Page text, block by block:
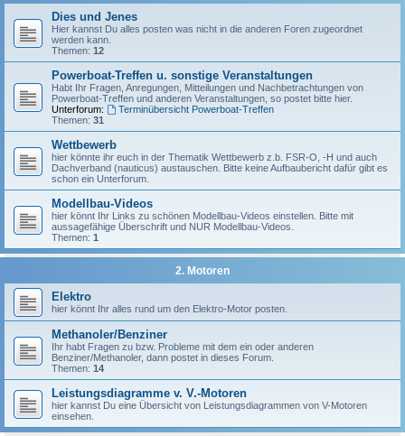
Dies und Jenes
Hier kannst Du alles posten was nicht in die anderen Foren zugeordnet
werden kann.
Themen: 12
Powerboat-Treffen u. sonstige Veranstaltungen
Habt Ihr Fragen, Anregungen, Mitteilungen und Nachbetrachtungen von
Powerboat-Treffen und anderen Veranstaltungen, so postet bitte hier.
Unterforum:
Terminübersicht Powerboat-Treffen
Themen: 31
Wettbewerb
hier könnte ihr euch in der Thematik Wettbewerb z.b. FSR-O, -H und auch
Dachverband (nauticus) austauschen. Bitte keine Aufbaubericht dafür gibt es
schon ein Unterforum.
Modellbau-Videos
hier könnt Ihr Links zu schönen Modellbau-Videos einstellen. Bitte mit
aussagefähige Überschrift und NUR Modellbau-Videos.
Themen: 1
2. Motoren
Elektro
hier könnt Ihr alles rund um den Elektro-Motor posten.
Methanoler/Benziner
Ihr habt Fragen zu bzw. Probleme mit dem ein oder anderen
Benziner/Methanoler, dann postet in dieses Forum.
Themen: 14
Leistungsdiagramme v. V.-Motoren
hier kannst Du eine Übersicht von Leistungsdiagrammen von V-Motoren
einsehen.